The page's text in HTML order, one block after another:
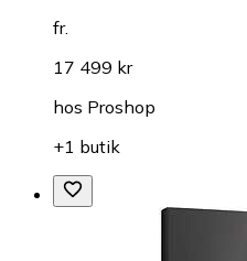
fr.
17 499 kr
hos Proshop
+1 butik